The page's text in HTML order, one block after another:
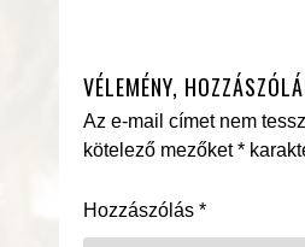
VÉLEMÉNY,
Az e-mail címet nem
kötelező mezőket*
Hozzászólás *